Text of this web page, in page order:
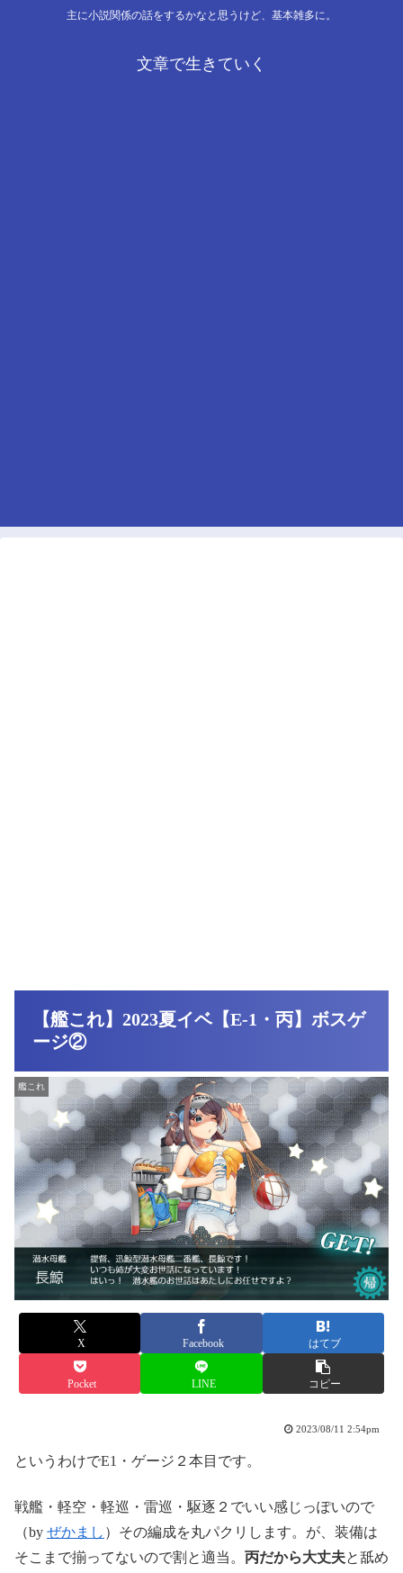
主に小説関係の話をするかなと思うけど、基本雑多に。
文章で生きていく
【艦これ】2023夏イベ【E-1・丙】ボスゲ
ージ②
艦これ
X Facebook はてブ
Pocket LINE コピー
2023/08/11 2:54pm
というわけでE1・ゲージ２本目です。
戦艦・軽空・軽巡・雷巡・駆逐２でいい感じっぽいので
（by ぜかまし ）その編成を丸パクリします。が、装備は
そこまで揃ってないので割と適当。 丙だから大丈夫と舐め